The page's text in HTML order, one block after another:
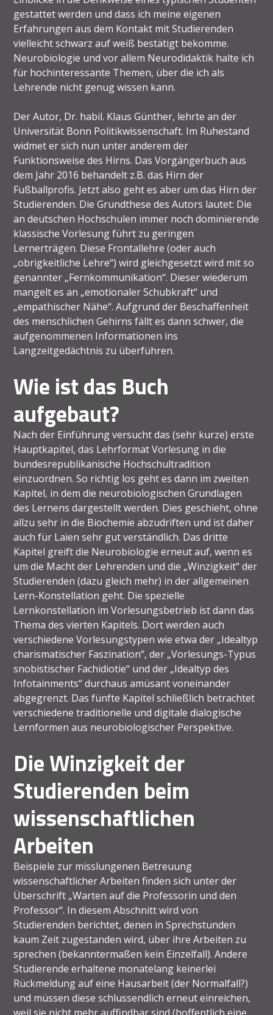
gestattet werden und dass ich meine eigenen
Erfahrungen aus dem Kontakt mit Studierenden
vielleicht schwarz auf weiß bestätigt bekomme.
Neurobiologie und vor allem Neurodidaktik halte ich
für hochinteressante Themen, über die ich als
Lehrende nicht genug wissen kann.
Der Autor, Dr. habil. Klaus Günther, lehrte an der
Universität Bonn Politikwissenschaft. Im Ruhestand
widmet er sich nun unter anderem der
Funktionsweise des Hirns. Das Vorgängerbuch aus
dem Jahr 2016 behandelt z.B. das Hirn der
Fußballprofis. Jetzt also geht es aber um das Hirn der
Studierenden. Die Grundthese des Autors lautet: Die
an deutschen Hochschulen immer noch dominierende
klassische Vorlesung führt zu geringen
Lernerträgen. Diese Frontallehre (oder auch
„obrigkeitliche Lehre“) wird gleichgesetzt wird mit so
genannter „Fernkommunikation“. Dieser wiederum
mangelt es an „emotionaler Schubkraft“ und
„empathischer Nähe“. Aufgrund der Beschaffenheit
des menschlichen Gehirns fällt es dann schwer, die
aufgenommenen Informationen ins
Langzeitgedächtnis zu überführen.
Wie ist das Buch
aufgebaut?
Nach der Einführung versucht das (sehr kurze) erste
Hauptkapitel, das Lehrformat Vorlesung in die
bundesrepublikanische Hochschultradition
einzuordnen. So richtig los geht es dann im zweiten
Kapitel, in dem die neurobiologischen Grundlagen
des Lernens dargestellt werden. Dies geschieht, ohne
allzu sehr in die Biochemie abzudriften und ist daher
auch für Laien sehr gut verständlich. Das dritte
Kapitel greift die Neurobiologie erneut auf, wenn es
um die Macht der Lehrenden und die „Winzigkeit“ der
Studierenden (dazu gleich mehr) in der allgemeinen
Lern-Konstellation geht. Die spezielle
Lernkonstellation im Vorlesungsbetrieb ist dann das
Thema des vierten Kapitels. Dort werden auch
verschiedene Vorlesungstypen wie etwa der „Idealtyp
charismatischer Faszination“, der „Vorlesungs-Typus
snobistischer Fachidiotie“ und der „Idealtyp des
Infotainments“ durchaus amüsant voneinander
abgegrenzt. Das fünfte Kapitel schließlich betrachtet
verschiedene traditionelle und digitale dialogische
Lernformen aus neurobiologischer Perspektive.
Die Winzigkeit der
Studierenden beim
wissenschaftlichen
Arbeiten
Beispiele zur misslungenen Betreuung
wissenschaftlicher Arbeiten finden sich unter der
Überschrift „Warten auf die Professorin und den
Professor“. In diesem Abschnitt wird von
Studierenden berichtet, denen in Sprechstunden
kaum Zeit zugestanden wird, über ihre Arbeiten zu
sprechen (bekanntermaßen kein Einzelfall). Andere
Studierende erhaltene monatelang keinerlei
Rückmeldung auf eine Hausarbeit (der Normalfall?)
und müssen diese schlussendlich erneut einreichen,
weil sie nicht mehr auffindbar sind (hoffentlich eine